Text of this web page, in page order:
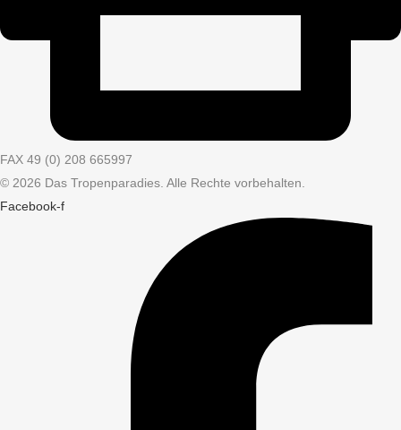
FAX 49 (0) 208 665997
© 2026 Das Tropenparadies. Alle Rechte vorbehalten.
Facebook-f